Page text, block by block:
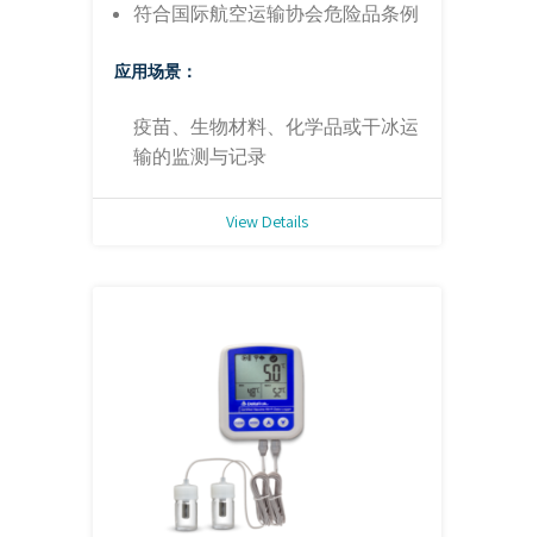
符合国际航空运输协会危险品条例
应用场景：
疫苗、生物材料、化学品或干冰运
输的监测与记录
View Details